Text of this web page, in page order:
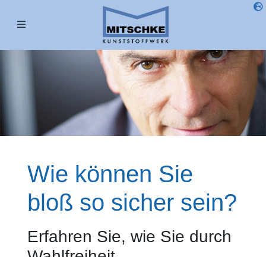
Wie können Sie
bloß so sicher sein?
Erfahren Sie, wie Sie durch